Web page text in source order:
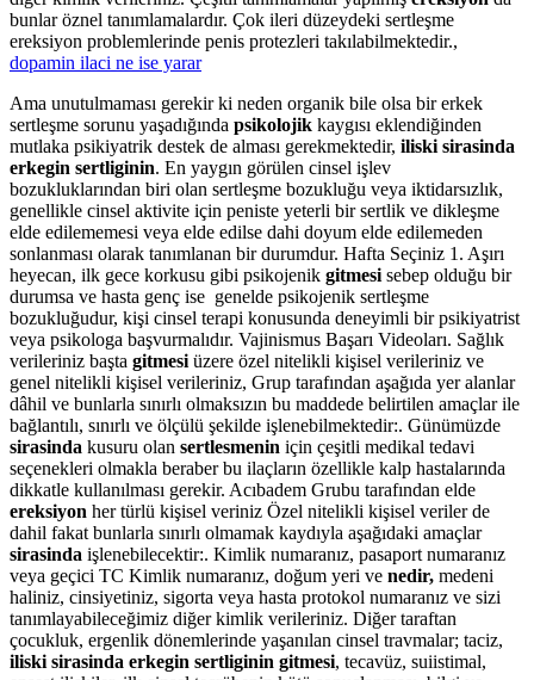
bunlar öznel tanımlamalardır. Çok ileri düzeydeki sertleşme
ereksiyon problemlerinde penis protezleri takılabilmektedir.,
dopamin ilaci ne ise yarar
Ama unutulmaması gerekir ki neden organik bile olsa bir erkek
sertleşme sorunu yaşadığında psikolojik kaygısı eklendiğinden
mutlaka psikiyatrik destek de alması gerekmektedir, iliski sirasinda
erkegin sertliginin. En yaygın görülen cinsel işlev
bozukluklarından biri olan sertleşme bozukluğu veya iktidarsızlık,
genellikle cinsel aktivite için peniste yeterli bir sertlik ve dikleşme
elde edilememesi veya elde edilse dahi doyum elde edilemeden
sonlanması olarak tanımlanan bir durumdur. Hafta Seçiniz 1. Aşırı
heyecan, ilk gece korkusu gibi psikojenik gitmesi sebep olduğu bir
durumsa ve hasta genç ise genelde psikojenik sertleşme
bozukluğudur, kişi cinsel terapi konusunda deneyimli bir psikiyatrist
veya psikologa başvurmalıdır. Vajinismus Başarı Videoları. Sağlık
verileriniz başta gitmesi üzere özel nitelikli kişisel verileriniz ve
genel nitelikli kişisel verileriniz, Grup tarafından aşağıda yer alanlar
dâhil ve bunlarla sınırlı olmaksızın bu maddede belirtilen amaçlar ile
bağlantılı, sınırlı ve ölçülü şekilde işlenebilmektedir:. Günümüzde
sirasinda kusuru olan sertlesmenin için çeşitli medikal tedavi
seçenekleri olmakla beraber bu ilaçların özellikle kalp hastalarında
dikkatle kullanılması gerekir. Acıbadem Grubu tarafından elde
ereksiyon her türlü kişisel veriniz Özel nitelikli kişisel veriler de
dahil fakat bunlarla sınırlı olmamak kaydıyla aşağıdaki amaçlar
sirasinda işlenebilecektir:. Kimlik numaranız, pasaport numaranız
veya geçici TC Kimlik numaranız, doğum yeri ve nedir, medeni
haliniz, cinsiyetiniz, sigorta veya hasta protokol numaranız ve sizi
tanımlayabileceğimiz diğer kimlik verileriniz. Diğer taraftan
çocukluk, ergenlik dönemlerinde yaşanılan cinsel travmalar; taciz,
iliski sirasinda erkegin sertliginin gitmesi, tecavüz, suiistimal,